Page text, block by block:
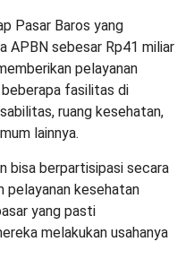
Pasar Baros yang
APBN sebesar Rp41 miliar
pelayanan
fasilitas di
ruang kesehatan,
lainnya.
bisa berpartisipasi secara
pelayanan kesehatan
yang pasti
melakukan usahanya